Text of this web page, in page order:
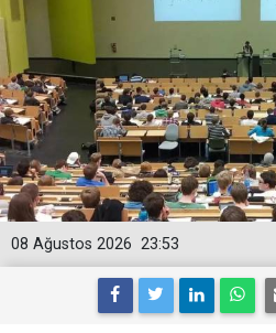
23:53
08 Ağustos 2026